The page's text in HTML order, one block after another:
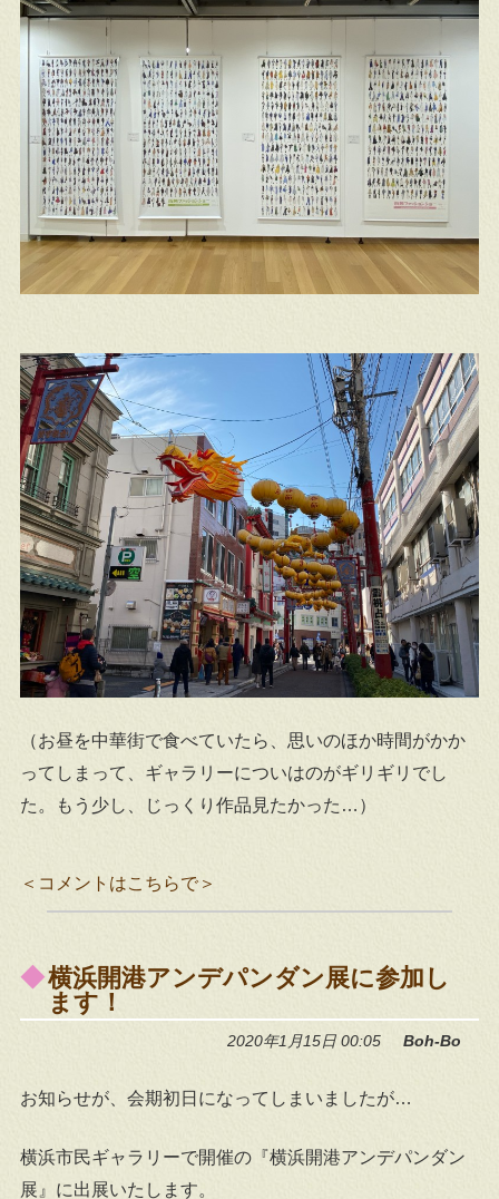
（お昼を中華街で食べていたら、思いのほか時間がかか
ってしまって、ギャラリーについはのがギリギリでし
た。もう少し、じっくり作品見たかった…）
＜コメントはこちらで＞
横浜開港アンデパンダン展に参加し
ます！
2020年1月15日 00:05 Boh-Bo
お知らせが、会期初日になってしまいましたが…
横浜市民ギャラリーで開催の『横浜開港アンデパンダン
展』に出展いたします。